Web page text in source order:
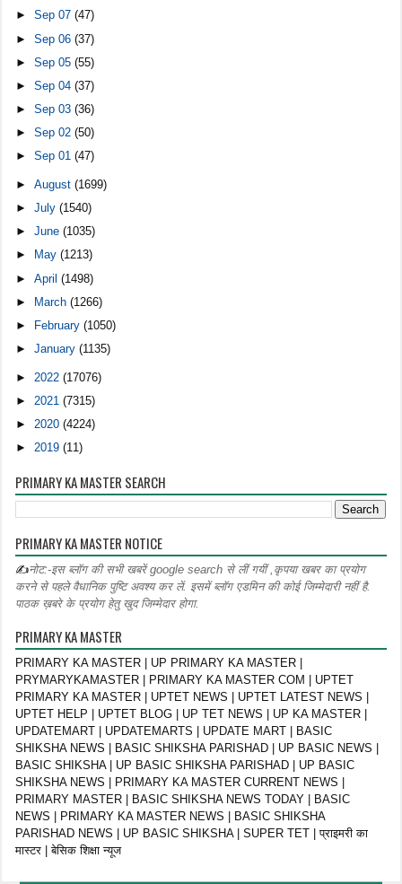
►Sep 07(47)
►Sep 06(37)
►Sep 05(55)
►Sep 04(37)
►Sep 03(36)
►Sep 02(50)
►Sep 01(47)
►August(1699)
►July(1540)
►June(1035)
►
May(1213)
►April(1498)
►
March(1266)
►
February(1050)
►January(1135)
► 2022(17076)
► 2021(7315)
► 2020(4224)
►2019(11)
PRIMARY KA MASTER SEARCH
PRIMARY KA MASTER NOTICE
✍नोट:-इस ब्लॉग की सभी खबरें google search से लीं गयीं ,कृपया खबर का प्रयोग
करने से पहले वैधानिक पुष्टि अवश्य कर लें. इसमें ब्लॉग एडमिन की कोई जिम्मेदारी नहीं है.
पाठक ख़बरे के प्रयोग हेतु खुद जिम्मेदार होगा.
PRIMARY KA MASTER
PRIMARY KA MASTER | UP PRIMARY KA MASTER |
PRYMARYKAMASTER | PRIMARY KA MASTER COM | UPTET
PRIMARY KA MASTER | UPTET NEWS | UPTET LATEST NEWS |
UPTET HELP | UPTET BLOG | UP TET NEWS | UP KA MASTER |
UPDATEMART | UPDATEMARTS | UPDATE MART | BASIC
SHIKSHA NEWS | BASIC SHIKSHA PARISHAD | UP BASIC NEWS |
BASIC SHIKSHA | UP BASIC SHIKSHA PARISHAD | UP BASIC
SHIKSHA NEWS | PRIMARY KA MASTER CURRENT NEWS |
PRIMARY MASTER | BASIC SHIKSHA NEWS TODAY | BASIC
NEWS | PRIMARY KA MASTER NEWS | BASIC SHIKSHA
PARISHAD NEWS | UP BASIC SHIKSHA | SUPER TET | प्राइमरी का
मास्टर | बेसिक शिक्षा न्यूज